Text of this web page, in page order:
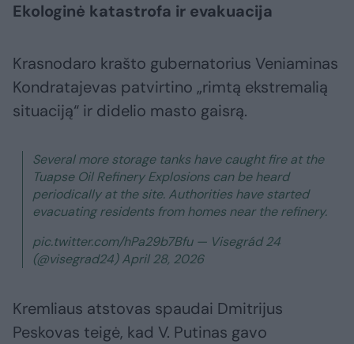
Ekologinė katastrofa ir evakuacija
Krasnodaro krašto gubernatorius Veniaminas
Kondratajevas patvirtino „rimtą ekstremalią
situaciją“ ir didelio masto gaisrą.
Several more storage tanks have caught fire at the
Tuapse Oil Refinery Explosions can be heard
periodically at the site. Authorities have started
evacuating residents from homes near the refinery.
pic.twitter.com/hPa29b7Bfu — Visegrád 24
(@visegrad24) April 28, 2026
Kremliaus atstovas spaudai Dmitrijus
Peskovas teigė, kad V. Putinas gavo